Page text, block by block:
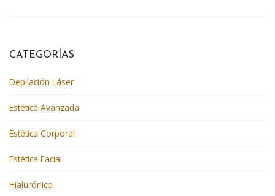
CATEGORÍAS
Depilación Láser
Estética Avanzada
Estética Corporal
Estética Facial
Hialurónico